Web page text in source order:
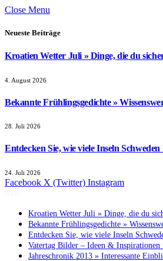
Close Menu
Neueste Beiträge
Kroatien Wetter Juli » Dinge, die du
4. August 2026
Bekannte Frühlingsgedichte »
28. Juli 2026
Entdecken Sie, wie viele Inseln Schweden
24. Juli 2026
Facebook X (Twitter) Instagram
Kroatien Wetter Juli » Dinge, die du
Bekannte Frühlingsgedichte »
Entdecken Sie, wie viele Inseln
Vatertag Bilder – Ideen & Inspirationen
Jahreschronik 2013 » Interessante